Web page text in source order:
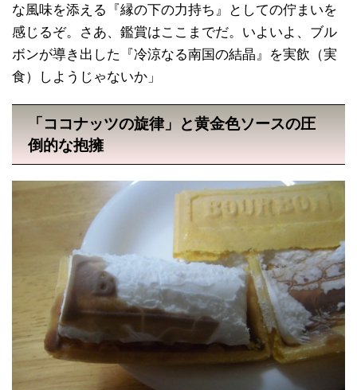
な風味を添える『縁の下の力持ち』としての佇まいを
感じるぞ。さあ、鑑賞はここまでだ。いよいよ、ブル
ボンが導き出した『冷涼なる南国の結晶』を実飲（実
食）しようじゃないか」
「ココナッツの旋律」と黄金色ソースの圧
倒的な抱擁